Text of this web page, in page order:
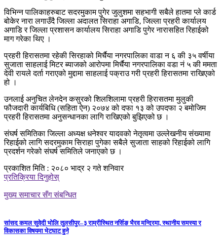
विभिन्न पालिकाहरुबाट सदरमुकाम पुगेर जुलुशमा सहभागी सबैले हातमा प्ले कार्ड
बोकेर नारा लगाउँदै जिल्ला अदालत सिराहा अगाडि, जिल्ला प्रहरी कार्यालय
अगाडि र जिल्ला प्रशासन कार्यालय सिराहा अगाडि पुगेर नारासहित रिहाईको
माग गरेका थिए ।
प्रहरी हिरासतमा रहेकी सिरहाको मिर्चैया नगरपालिका वाडा न ६ की ३५ वर्षीया
सुजाता साहलाई मिटर ब्याजको आरोपमा मिर्चैया नगरपालिका वडा नं ५ की ममता
देवी रायले दर्ता गराएको मुद्दामा साहलाई पक्राउ गरी प्रहरी हिरासतमा राखिएको
हो ।
उनलाई अनुचित लेनदेन कसुरको शिलशिलामा प्रहरी हिरासतमा मुलुकी
फौजदारी कार्यबिधि (सहिता ऐन) २०७४ को दफा १३ को उपदफा २ बमोजिम
प्रहरी हिरासतमा अनुसन्धानका लागि राखिएको बुझिएको छ ।
संघर्ष समितिका जिल्ला अध्यक्ष धनेश्वर यादवको नेतृत्वमा उल्लेखनीय संख्यामा
रिहाईको लागि सदरमुकाम सिराहा पुगेका सबैले सुजाता साहको रिहाईको लागि
प्रदर्शन गरेको संघर्ष समितिले जनाएको छ ।
प्रकाशित मिति : २०८० भाद्र २ गते शनिवार
प्रतिक्रिया दिनुहोस्
मुख्य समाचार सँग संबन्धित
सांसद कमल सुवेदी भोलि तुलसीपुर–३ राम्रीस्थित नर्सिङ भैरव मन्दिरमा, स्थानीय समस्या र
विकासका विषयमा भेटघाट हुने